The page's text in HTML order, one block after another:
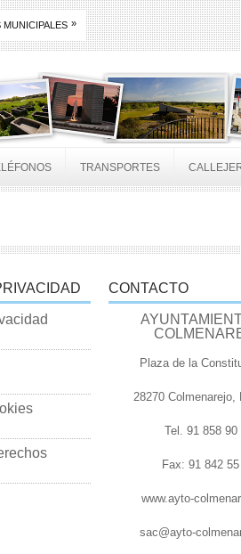
MUNICIPALES »
TRANSPORTES
CONTACTO
Plaza de la
28270 Colmenarejo,
Tel. 91 858 90
Fax: 91 842
www.ayto-
sac@ayto-